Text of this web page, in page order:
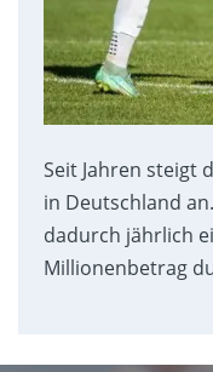
Seit Jahren steigt
in Deutschland
dadurch jährlich
Millionenbetrag